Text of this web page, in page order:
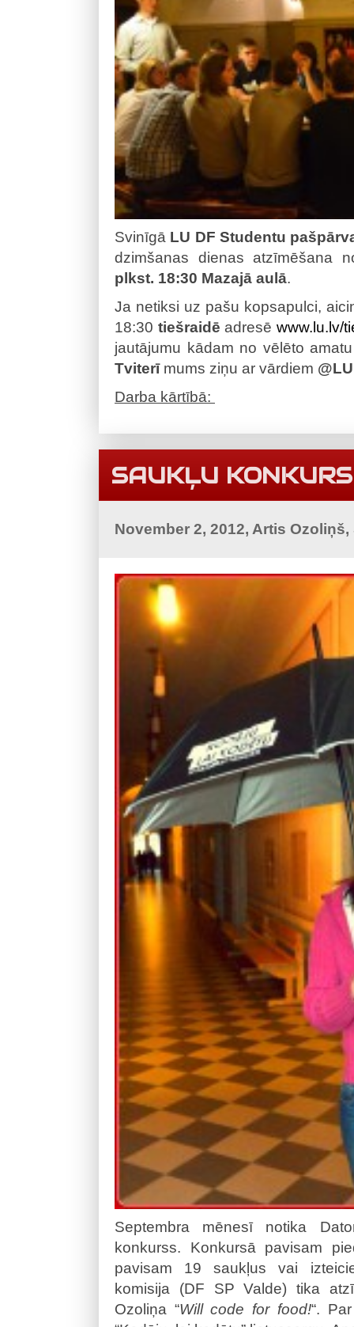
Svinīgā LU DF Studentu
dzimšanas dienas atzīmēšana
plkst. 18:30 Mazajā aulā.
Ja netiksi uz pašu kopsapulci,
18:30 tiešraidē adresēwww.lu.lv/
jautājumu kādam no vēlēto
Tviterīmums ziņu ar vārdiem
Darba kārtībā:
SAUKĻU
November 2, 2012, Artis
Septembra mēnesī notika
konkurss. Konkursā pavisam
pavisam 19 saukļus vai
komisija (DF SP Valde) tika
Ozoliņa “Will code for food!“.